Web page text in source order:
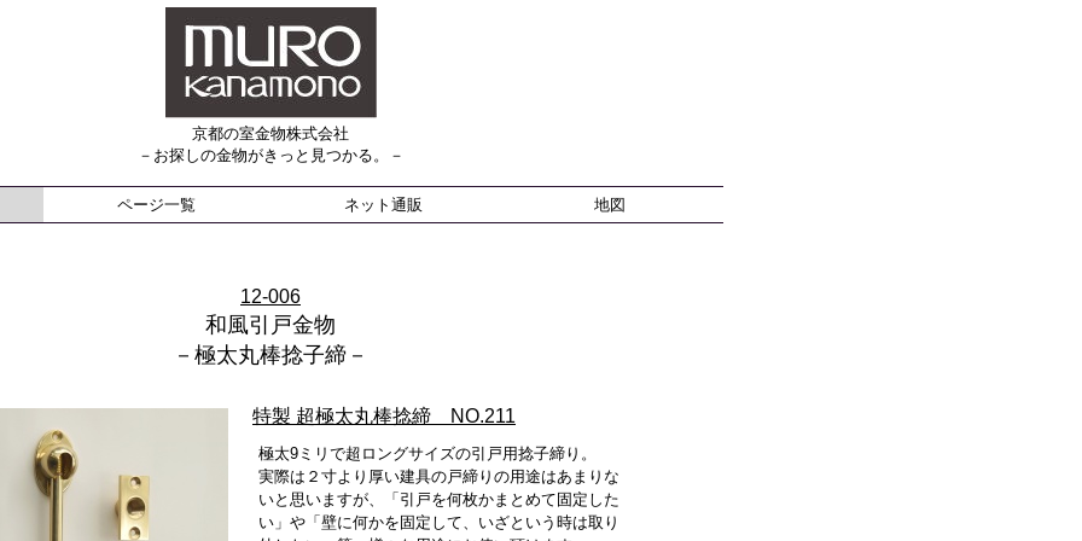
京都の室金物株式会社
－お探しの金物がきっと見つかる。－
ページ一覧 ネット通販 地図
12-006
和風引戸金物
－極太丸棒捻子締－
特製 超極太丸棒捻締 NO.211
極太9ミリで超ロングサイズの引戸用捻子締り。
実際は２寸より厚い建具の戸締りの用途はあまりな
いと思いますが、「引戸を何枚かまとめて固定した
い」や「壁に何かを固定して、いざという時は取り